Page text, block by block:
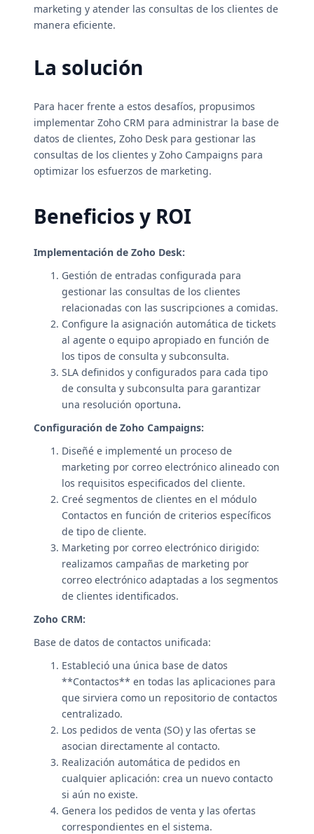
marketing y atender las consultas de los clientes de
manera eficiente.
La solución
Para hacer frente a estos desafíos, propusimos
implementar Zoho CRM para administrar la base de
datos de clientes, Zoho Desk para gestionar las
consultas de los clientes y Zoho Campaigns para
optimizar los esfuerzos de marketing.
Beneficios y ROI
Implementación de Zoho Desk:
Gestión de entradas configurada para
gestionar las consultas de los clientes
relacionadas con las suscripciones a comidas.
Configure la asignación automática de tickets
al agente o equipo apropiado en función de
los tipos de consulta y subconsulta.
SLA definidos y configurados para cada tipo
de consulta y subconsulta para garantizar
una resolución oportuna.
Configuración de Zoho Campaigns:
Diseñé e implementé un proceso de
marketing por correo electrónico alineado con
los requisitos especificados del cliente.
Creé segmentos de clientes en el módulo
Contactos en función de criterios específicos
de tipo de cliente.
Marketing por correo electrónico dirigido:
realizamos campañas de marketing por
correo electrónico adaptadas a los segmentos
de clientes identificados.
Zoho CRM:
Base de datos de contactos unificada:
Estableció una única base de datos
**Contactos** en todas las aplicaciones para
que sirviera como un repositorio de contactos
centralizado.
Los pedidos de venta (SO) y las ofertas se
asocian directamente al contacto.
Realización automática de pedidos en
cualquier aplicación: crea un nuevo contacto
si aún no existe.
Genera los pedidos de venta y las ofertas
correspondientes en el sistema.